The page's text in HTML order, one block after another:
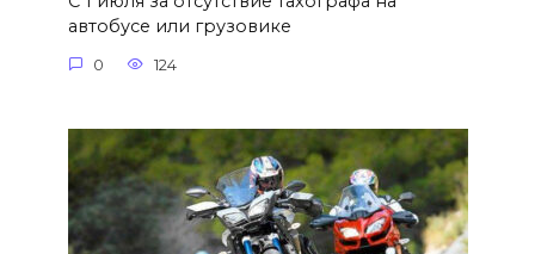
автобусе или грузовике
0 124